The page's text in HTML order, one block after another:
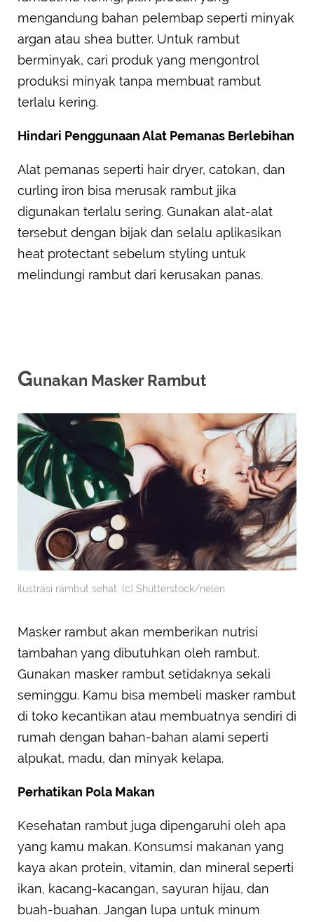
mengandung bahan pelembap seperti minyak
argan atau shea butter. Untuk rambut
berminyak, cari produk yang mengontrol
produksi minyak tanpa membuat rambut
terlalu kering.
Hindari Penggunaan Alat Pemanas Berlebihan
Alat pemanas seperti hair dryer, catokan, dan
curling iron bisa merusak rambut jika
digunakan terlalu sering. Gunakan alat-alat
tersebut dengan bijak dan selalu aplikasikan
heat protectant sebelum styling untuk
melindungi rambut dari kerusakan panas.
Gunakan Masker Rambut
Ilustrasi rambut sehat. (c) Shutterstock/nelen
Masker rambut akan memberikan nutrisi
tambahan yang dibutuhkan oleh rambut.
Gunakan masker rambut setidaknya sekali
seminggu. Kamu bisa membeli masker rambut
di toko kecantikan atau membuatnya sendiri di
rumah dengan bahan-bahan alami seperti
alpukat, madu, dan minyak kelapa.
Perhatikan Pola Makan
Kesehatan rambut juga dipengaruhi oleh apa
yang kamu makan. Konsumsi makanan yang
kaya akan protein, vitamin, dan mineral seperti
ikan, kacang-kacangan, sayuran hijau, dan
buah-buahan. Jangan lupa untuk minum